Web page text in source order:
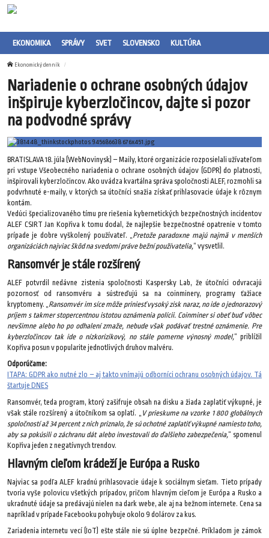
EKONOMIKA SPRÁVY SVET SLOVENSKO KULTÚRA
Ekonomický denník
Nariadenie o ochrane osobných údajov
inšpiruje kyberzločincov, dajte si pozor
na podvodné správy
BRATISLAVA 18. júla (WebNovinysk) – Maily, ktoré organizácie rozposielali užívateľom
pri vstupe Všeobecného nariadenia o ochrane osobných údajov (GDPR) do platnosti,
inšpirovali kyberzločincov. Ako uvádza kvartálna správa spoločnosti ALEF, rozmohli sa
podvrhnuté e-maily, v ktorých sa útočníci snažia získať prihlasovacie údaje k rôznym
kontám.
Vedúci špecializovaného tímu pre riešenia kybernetických bezpečnostných incidentov
ALEF CSIRT Jan Kopřiva k tomu dodal, že najlepšie bezpečnostné opatrenie v tomto
prípade je dobre vyškolený používateľ. „Pretože paradoxne majú najmä v menších
organizáciách najviac škôd na svedomí práve bežní používatelia,“ vysvetlil.
Ransomvér je stále rozšírený
ALEF potvrdil nedávne zistenia spoločnosti Kaspersky Lab, že útočníci odvracajú
pozornosť od ransomvéru a sústreďujú sa na coinminery, programy ťažiace
kryptomeny. „Ransomvér im síce môže priniesť vysoký zisk naraz, no ide o jednorazový
príjem s takmer stopercentnou istotou oznámenia polícii. Coinminer si obeť buď vôbec
nevšimne alebo ho po odhalení zmaže, nebude však podávať trestné oznámenie. Pre
kyberzločincov tak ide o nízkorizikový, no stále pomerne výnosný model,“ priblížil
Kopřiva posun v popularite jednotlivých druhov malvéru.
Odporúčame:
ITAPA: GDPR ako nutné zlo – aj takto vnímajú odborníci ochranu osobných údajov. Tá
štartuje DNES
Ransomvér, teda program, ktorý zašifruje obsah na disku a žiada zaplatiť výkupné, je
však stále rozšírený a útočníkom sa oplatí. „
V prieskume na vzorke 1 800 globálnych
spoločností až 34 percent z nich priznalo, že sú ochotné zaplatiť výkupné namiesto toho,
aby sa pokúsili o záchranu dát alebo investovali do ďalšieho zabezpečenia,“ spomenul
Kopřiva jeden z negatívnych trendov.
Hlavným cieľom krádeží je Európa a Rusko
Najviac sa podľa ALEF kradnú prihlasovacie údaje k sociálnym sieťam. Tieto prípady
tvoria vyše polovicu všetkých prípadov, pričom hlavným cieľom je Európa a Rusko a
ukradnuté údaje sa predávajú nielen na dark webe, ale aj na bežnom internete. Cena sa
napríklad v prípade Facebooku pohybuje okolo 9 dolárov za kus.
Zariadenia internetu vecí (IoT) ešte stále nie sú úplne bezpečné. Príkladom je zámok